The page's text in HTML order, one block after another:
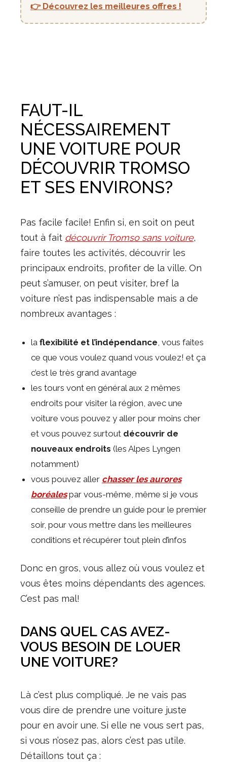
👉 Découvrez les meilleures offres !
FAUT-IL
NÉCESSAIREMENT
UNE VOITURE POUR
DÉCOUVRIR TROMSO
ET SES ENVIRONS?
Pas facile facile! Enfin si, en soit on peut
tout à fait découvrir Tromso sans voiture,
faire toutes les activités, découvrir les
principaux endroits, profiter de la ville. On
peut s’amuser, on peut visiter, bref la
voiture n’est pas indispensable mais a de
nombreux avantages :
la flexibilité et l’indépendance, vous faites
ce que vous voulez quand vous voulez! et ça
c’est le très grand avantage
les tours vont en général aux 2 mêmes
endroits pour visiter la région, avec une
voiture vous pouvez y aller pour moins cher
et vous pouvez surtout découvrir de
nouveaux endroits (les Alpes Lyngen
notamment)
vous pouvez aller chasser les aurores
boréalespar vous-même, même si je vous
conseille de prendre un guide pour le premier
soir, pour vous mettre dans les meilleures
conditions et récupérer tout plein d’infos
Donc en gros, vous allez où vous voulez et
vous êtes moins dépendants des agences.
C’est pas mal!
DANS QUEL CAS AVEZ-
VOUS BESOIN DE LOUER
UNE VOITURE?
Là c’est plus compliqué. Je ne vais pas
vous dire de prendre une voiture juste
pour en avoir une. Si elle ne vous sert pas,
si vous n’osez pas, alors c’est pas utile.
Détaillons tout ça :